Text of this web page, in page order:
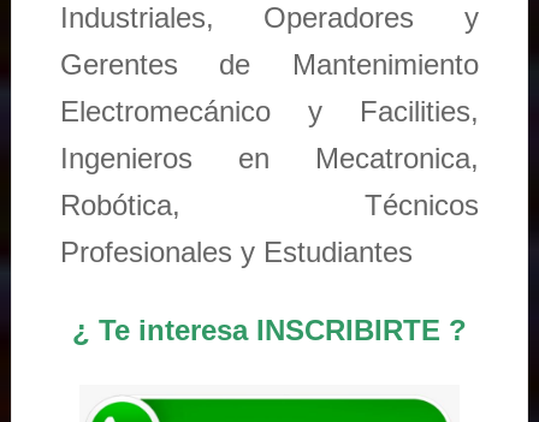
Industriales, Operadores y
Gerentes de Mantenimiento
Electromecánico y Facilities,
Ingenieros en Mecatronica,
Robótica, Técnicos
Profesionales y Estudiantes
¿ Te interesa INSCRIBIRTE ?